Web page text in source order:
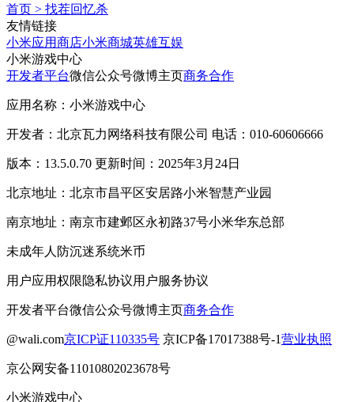
首页 > 找茬回忆杀
友情链接
小米应用商店小米商城英雄互娱
小米游戏中心
开发者平台微信公众号微博主页商务合作
应用名称：小米游戏中心
开发者：北京瓦力网络科技有限公司 电话：010-60606666
版本：13.5.0.70 更新时间：2025年3月24日
北京地址：北京市昌平区安居路小米智慧产业园
南京地址：南京市建邺区永初路37号小米华东总部
未成年人防沉迷系统米币
用户应用权限隐私协议用户服务协议
开发者平台微信公众号微博主页商务合作
@wali.com京ICP证110335号 京ICP备17017388号-1营业执照
京公网安备11010802023678号
小米游戏中心